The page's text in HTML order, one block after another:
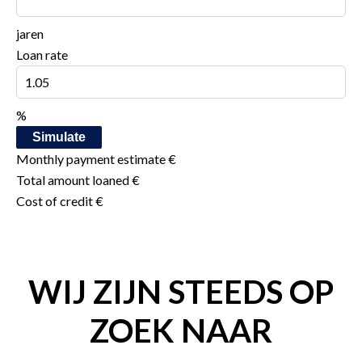
jaren
Loan rate
%
Simulate
Monthly payment estimate€
Total amount loaned€
Cost of credit€
WIJ ZIJN STEEDS OP
ZOEK NAAR